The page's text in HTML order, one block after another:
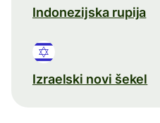
Indonezijska rupija
Izraelski novi šekel